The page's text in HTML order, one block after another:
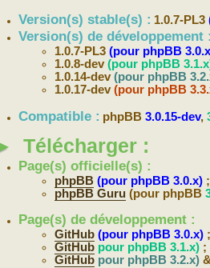
Version(s) stable(s) : 1.0.7-PL3
Version(s) de développement :
1.0.7-PL3 (pour phpBB
1.0.8-dev (pour phpBB
1.0.14-dev (pour phpBB
1.0.17-dev (pour phpBB
Compatible : phpBB3.0.15-dev,
Télécharger :
Page(s) officielle(s) :
phpBB (pour phpBB 3.0.x);
phpBB Guru(pour phpBB
Page(s) de développement :
GitHub (pour phpBB 3.0.x);
GitHub pour phpBB 3.1.x);
GitHub pour phpBB 3.2.x)